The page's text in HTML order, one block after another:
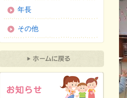
年長
その他